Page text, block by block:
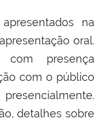
na
oral.
com presença
com o público
detalhes sobre